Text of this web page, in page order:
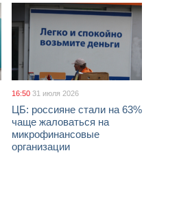
16:50 31 июля 2026
ЦБ: россияне стали на 63%
чаще жаловаться на
микрофинансовые
организации